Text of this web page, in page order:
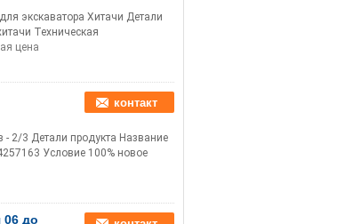
экскаватора Хитачи Детали
Техническая
цена
контакт
- 2/3 Детали продукта Название
Условие 100% новое
06 до